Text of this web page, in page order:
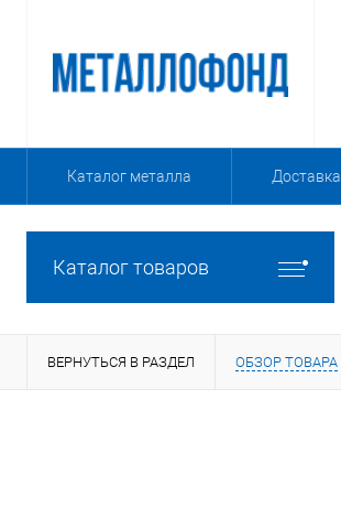
Каталог металла Доставка
Каталог товаров
ВЕРНУТЬСЯ В РАЗДЕЛ ОБЗОР ТОВАРА